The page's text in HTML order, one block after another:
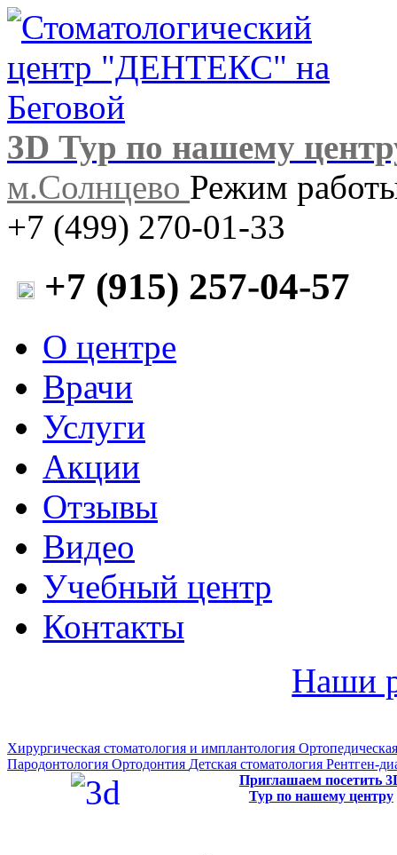
3D Тур по нашему
м.Солнцево Режим
+7 (499) 270-01-33
+7 (915) 257-04-57
О центре
Врачи
Услуги
Акции
Отзывы
Видео
Учебный центр
Контакты
Наши
Хирургическая стоматология и имплантология
Пародонтология Ортодонтия Детская стоматология Рентген-
Приглашаем посетить
Тур по нашему центру